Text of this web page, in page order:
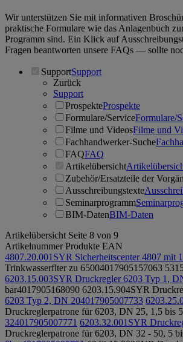
Wir unterstützen Sie mit informativen
praktische Formulare wie das Anlagenbuch
Programm sind. Ein Klick auf
Fragen beantworten unsere FAQs ― sollte
SupportSupport
Zurück
Support
ProspekteProspekte
Formulare/ServiceFormulare/
Filme und VideosFilme und
Fachhandwerker-Suche
FAQFAQ
Artikelübersicht
Zubehör/Ersatzteile der
Ausschreibungstexte
Seminarprogramm
BIM-DatenBIM-Daten
Artikelübersicht Seite 8 von 9
Artikelnummer Produkte EAN
4807.20.001 SYR Sicherheitscenter 4807 mit
Trinkwasserflter zu 65004017905157063
6203.15.003SYR Druckregler 6203 Typ 1,
bar4017905168090 6203.15.904SYR
6203 Typ 2, DN 204017905007733
Druckreglerpatrone für 6203, DN 25, 1,5 bis
324017905007771 6203.32.001 SYR
Druckreglerpatrone für 6203, DN 32 - 50, 5